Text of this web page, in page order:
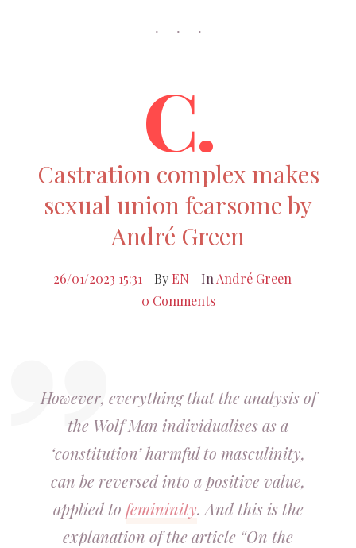
C.
Castration complex makes
sexual union fearsome by
André Green
26/01/2023 15:31 By EN In André Green
0 Comments
However, everything that the analysis of
the Wolf Man individualises as a
‘constitution’ harmful to masculinity,
can be reversed into a positive value,
applied to femininity. And this is the
explanation of the article “On the